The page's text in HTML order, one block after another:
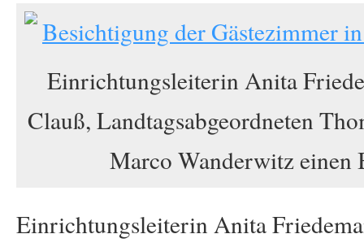
Einrichtungsleiterin Anita
Clauß, Landtagsabgeordneten
Marco Wanderwitz einen
Einrichtungsleiterin Anita